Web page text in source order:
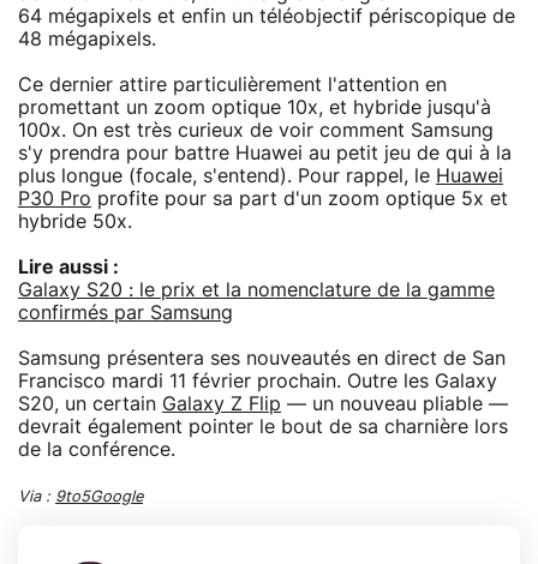
64 mégapixels et enfin un téléobjectif périscopique de
48 mégapixels.
Ce dernier attire particulièrement l'attention en
promettant un zoom optique 10x, et hybride jusqu'à
100x. On est très curieux de voir comment Samsung
s'y prendra pour battre Huawei au petit jeu de qui à la
plus longue (focale, s'entend). Pour rappel, le Huawei
P30 Pro profite pour sa part d'un zoom optique 5x et
hybride 50x.
Lire aussi :
Galaxy S20 : le prix et la nomenclature de la gamme
confirmés par Samsung
Samsung présentera ses nouveautés en direct de San
Francisco mardi 11 février prochain. Outre les Galaxy
S20, un certain Galaxy Z Flip — un nouveau pliable —
devrait également pointer le bout de sa charnière lors
de la conférence.
Via : 9to5Google